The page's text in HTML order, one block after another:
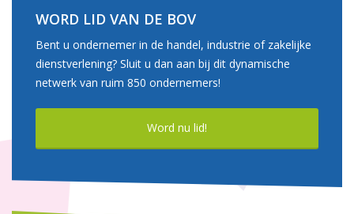
WORD LID VAN DE BOV
Bent u ondernemer in de handel, industrie of zakelijke
dienstverlening? Sluit u dan aan bij dit dynamische
netwerk van ruim 850 ondernemers!
Word nu lid!